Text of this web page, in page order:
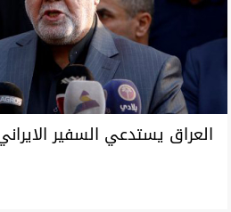
العراق يستدعي السفير